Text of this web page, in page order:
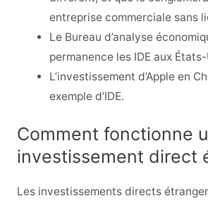
entreprise commerciale sans
Le Bureau d’analyse
permanence les IDE aux
L’investissement d’Apple en
exemple d’IDE.
Comment fonctionne
investissement direct
Les investissements directs